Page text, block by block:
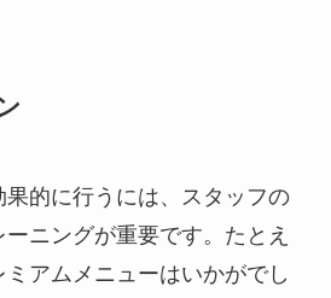
的に行うには、スタッフの
ニングが重要です。たとえ
アムメニューはいかがでし